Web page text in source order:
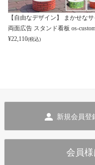
【自由なデザイン】 まかせな
両面広告 スタンド看板 os-
¥22,110(税込)
新規会員登
会員様